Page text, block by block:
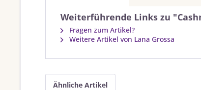
Weiterführende Links zu
Fragen zum Artikel?
Weitere Artikel von Lana Grossa
Ähnliche Artikel